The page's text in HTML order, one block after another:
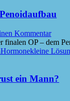
Kommentar
finalen OP – dem
Hormonekleine
ein Mann?